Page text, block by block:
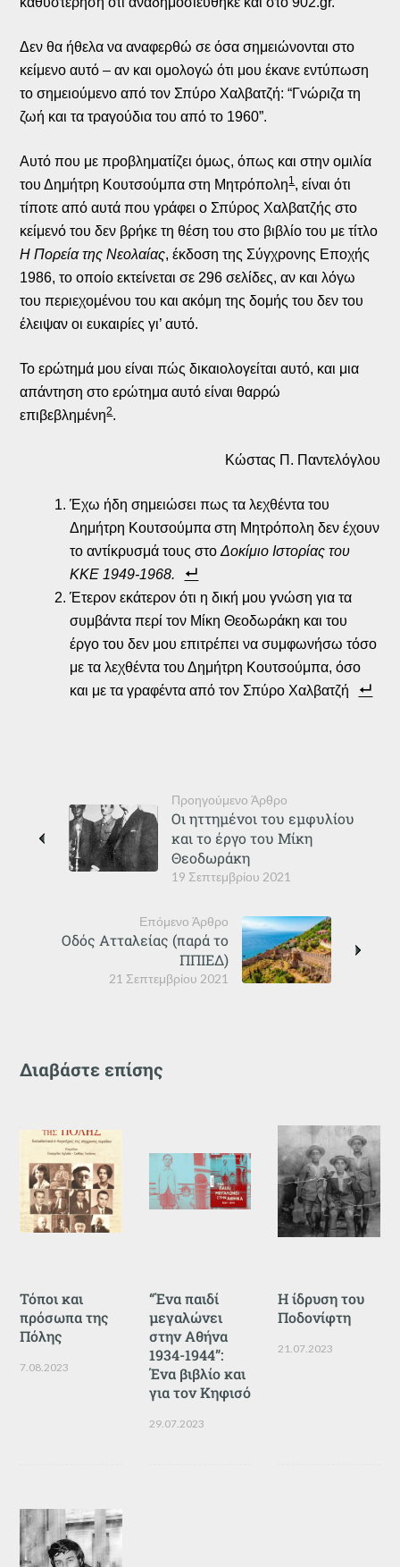
Δεν θα ήθελα να αναφερθώ σε όσα σημειώνονται στο
κείμενο αυτό – αν και ομολογώ ότι μου έκανε εντύπωση
το σημειούμενο από τον Σπύρο Χαλβατζή: “Γνώριζα τη
ζωή και τα τραγούδια του από το 1960”.
Αυτό που με προβληματίζει όμως, όπως και στην ομιλία
του Δημήτρη Κουτσούμπα στη Μητρόπολη1 , είναι ότι
τίποτε από αυτά που γράφει ο Σπύρος Χαλβατζής στο
κείμενό του δεν βρήκε τη θέση του στο βιβλίο του με τίτλο
Η Πορεία της Νεολαίας, έκδοση της Σύγχρονης Εποχής
1986, το οποίο εκτείνεται σε 296 σελίδες, αν και λόγω
του περιεχομένου του και ακόμη της δομής του δεν του
έλειψαν οι ευκαιρίες γι’ αυτό.
Το ερώτημά μου είναι πώς δικαιολογείται αυτό, και μια
απάντηση στο ερώτημα αυτό είναι θαρρώ
επιβεβλημένη2.
Κώστας Π. Παντελόγλου
Έχω ήδη σημειώσει πως τα λεχθέντα του
Δημήτρη Κουτσούμπα στη Μητρόπολη δεν έχουν
το αντίκρυσμά τους στοΔοκίμιο Ιστορίας του
ΚΚΕ 1949-1968.
Έτερον εκάτερον ότι η δική μου γνώση για τα
συμβάντα περί τον Μίκη Θεοδωράκη και του
έργο του δεν μου επιτρέπει να συμφωνήσω τόσο
με τα λεχθέντα του Δημήτρη Κουτσούμπα, όσο
και με τα γραφέντα από τον Σπύρο Χαλβατζή
Προηγούμενο Άρθρο
19 Σεπτεμβρίου 2021
Οι ηττημένοι του εμφυλίου
και το έργο του Μίκη
Θεοδωράκη
Επόμενο Άρθρο
21 Σεπτεμβρίου 2021
Οδός Ατταλείας (παρά το
ΠΠΙΕΔ)
Διαβάστε επίσης
Τόποι και
πρόσωπα της
Πόλης
7.08.2023
“Ένα παιδί
μεγαλώνει
στην Αθήνα
1934-1944”:
Ένα βιβλίο και
για τον Κηφισό
29.07.2023
Η ίδρυση του
Ποδονίφτη
21.07.2023